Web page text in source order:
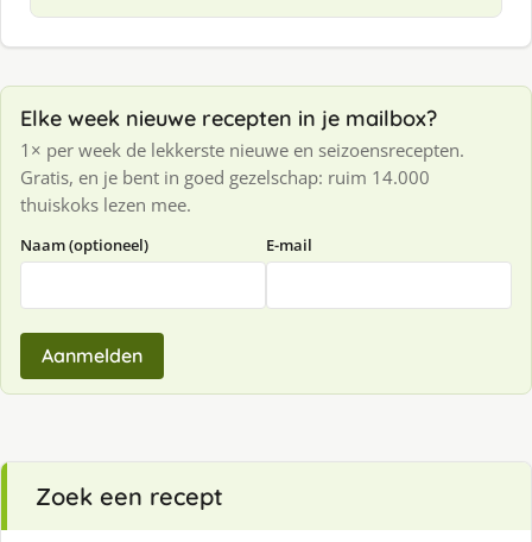
Elke week nieuwe recepten in je mailbox?
1× per week de lekkerste nieuwe en seizoensrecepten.
Gratis, en je bent in goed gezelschap: ruim 14.000
thuiskoks lezen mee.
Naam (optioneel) E-mail
Aanmelden
Zoek een recept